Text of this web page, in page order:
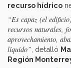
recurso hídrico
“Es capaz (el
recursos naturales,
aprovechamiento,
líquido” , detalló
Región